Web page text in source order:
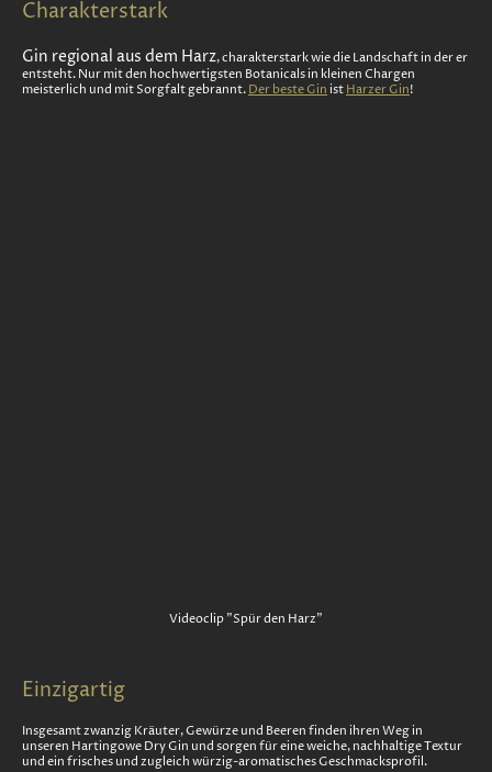
Charakterstark
Gin regional aus dem Harz, charakterstark wie die Landschaft in der er
entsteht. Nur mit den hochwertigsten Botanicals in kleinen Chargen
meisterlich und mit Sorgfalt gebrannt. Der beste Gin ist Harzer Gin!
Videoclip "Spür den Harz"
Einzigartig
Insgesamt zwanzig Kräuter, Gewürze und Beeren finden ihren Weg in
unseren Hartingowe Dry Gin und sorgen für eine weiche, nachhaltige Textur
und ein frisches und zugleich würzig-aromatisches Geschmacksprofil.